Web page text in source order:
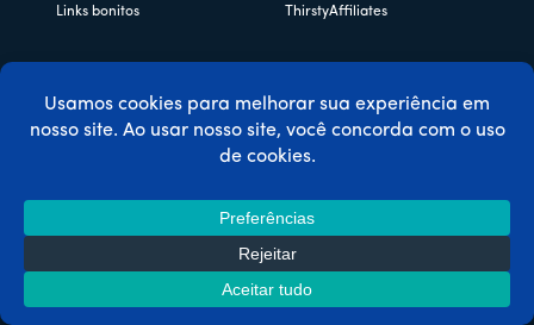
Links bonitos ThirstyAffiliates
Copyright © 2026 Caseproof, LLC. Todos os direitos
Política de privacidade Reembolsos
Termos e condições
Código de cupom MemberPress